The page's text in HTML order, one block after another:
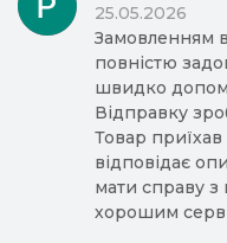
25.05.2026
Замовленням
повністю
швидко
Відправку
Товар
відповідає
мати справу
хорошим